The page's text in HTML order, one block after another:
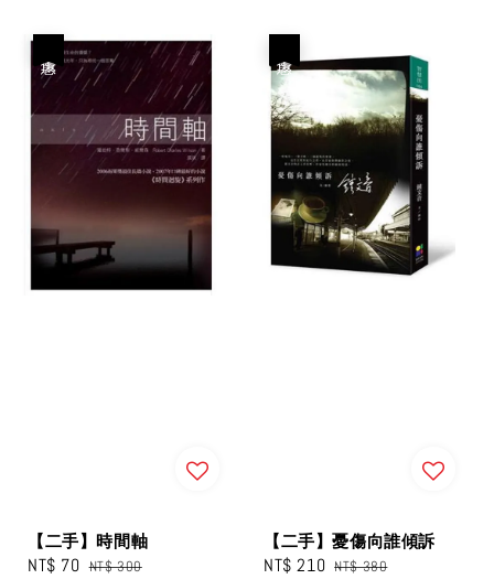
【二手】時間軸
Sale
NT$ 70 Regular
NT$ 300
【二手】憂傷向誰傾訴
Sale
NT$ 210 Regular
NT$ 380